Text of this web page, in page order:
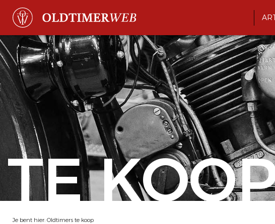
TE
Je bent hier: Oldtimers te koop